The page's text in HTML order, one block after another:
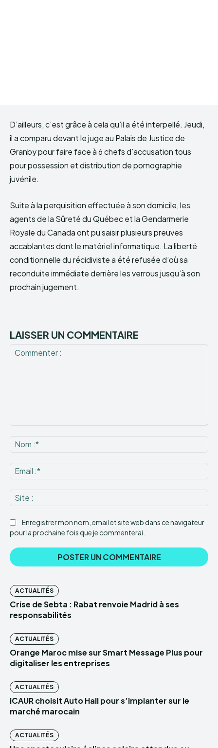
D’ailleurs, c’est grâce à cela qu’il a été interpellé. Jeudi,
il a comparu devant le juge au Palais de Justice de
Granby pour faire face à 6 chefs d’accusation tous
pour possession et distribution de pornographie
juvénile.
Suite à la perquisition effectuée à son domicile, les
agents de la Sûreté du Québec et la Gendarmerie
Royale du Canada ont pu saisir plusieurs preuves
accablantes dont le matériel informatique. La liberté
conditionnelle du récidiviste a été refusée d’où sa
reconduite immédiate derrière les verrous jusqu’à son
prochain jugement.
LAISSER UN COMMENTAIRE
:*
:*
:
Enregistrer mon nom, email et site web dans ce navigateur
pour la prochaine fois que je commenterai.
ACTUALITÉS
Crise de Sebta : Rabat renvoie Madrid à ses
responsabilités
ACTUALITÉS
Orange Maroc mise sur Smart Message Plus pour
digitaliser les entreprises
ACTUALITÉS
iCAUR choisit Auto Hall pour s’implanter sur le
marché marocain
ACTUALITÉS